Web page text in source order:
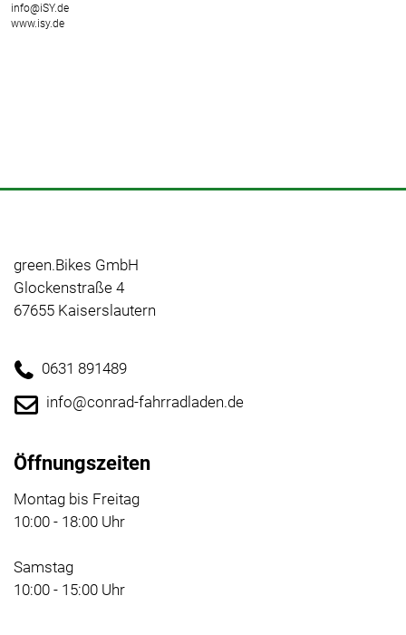
info@iSY.de
www.isy.de
green.Bikes GmbH
Glockenstraße 4
67655 Kaiserslautern
0631 891489
info@conrad-fahrradladen.de
Öffnungszeiten
Montag bis Freitag
10:00 - 18:00 Uhr
Samstag
10:00 - 15:00 Uhr